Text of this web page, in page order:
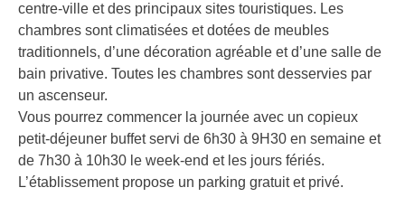
centre-ville et des principaux sites touristiques. Les
chambres sont climatisées et dotées de meubles
traditionnels, d’une décoration agréable et d’une salle de
bain privative. Toutes les chambres sont desservies par
un ascenseur.
Vous pourrez commencer la journée avec un copieux
petit-déjeuner buffet servi de 6h30 à 9H30 en semaine et
de 7h30 à 10h30 le week-end et les jours fériés.
L’établissement propose un parking gratuit et privé.